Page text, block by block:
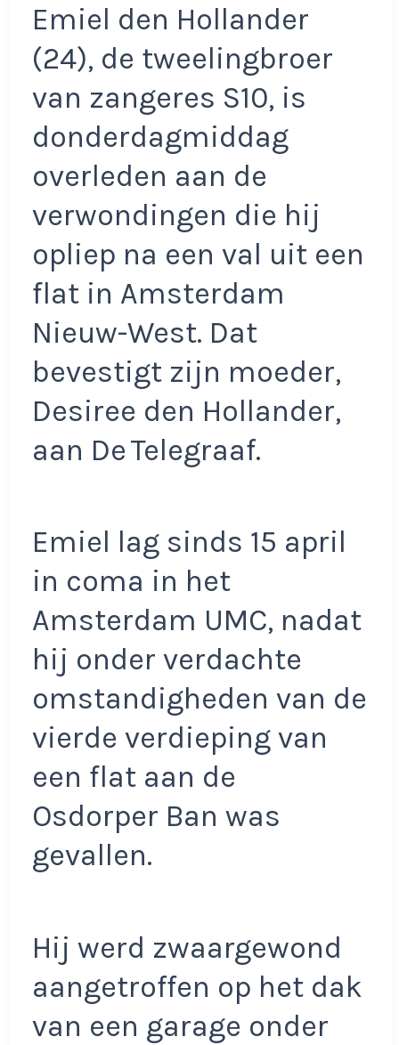
Emiel den Hollander
(24), de tweelingbroer
van zangeres S10, is
donderdagmiddag
overleden aan de
verwondingen die hij
opliep na een val uit een
flat in Amsterdam
Nieuw-West. Dat
bevestigt zijn moeder,
Desiree den Hollander,
aan De Telegraaf.
Emiel lag sinds 15 april
in coma in het
Amsterdam UMC, nadat
hij onder verdachte
omstandigheden van de
vierde verdieping van
een flat aan de
Osdorper Ban was
gevallen.
Hij werd zwaargewond
aangetroffen op het dak
van een garage onder